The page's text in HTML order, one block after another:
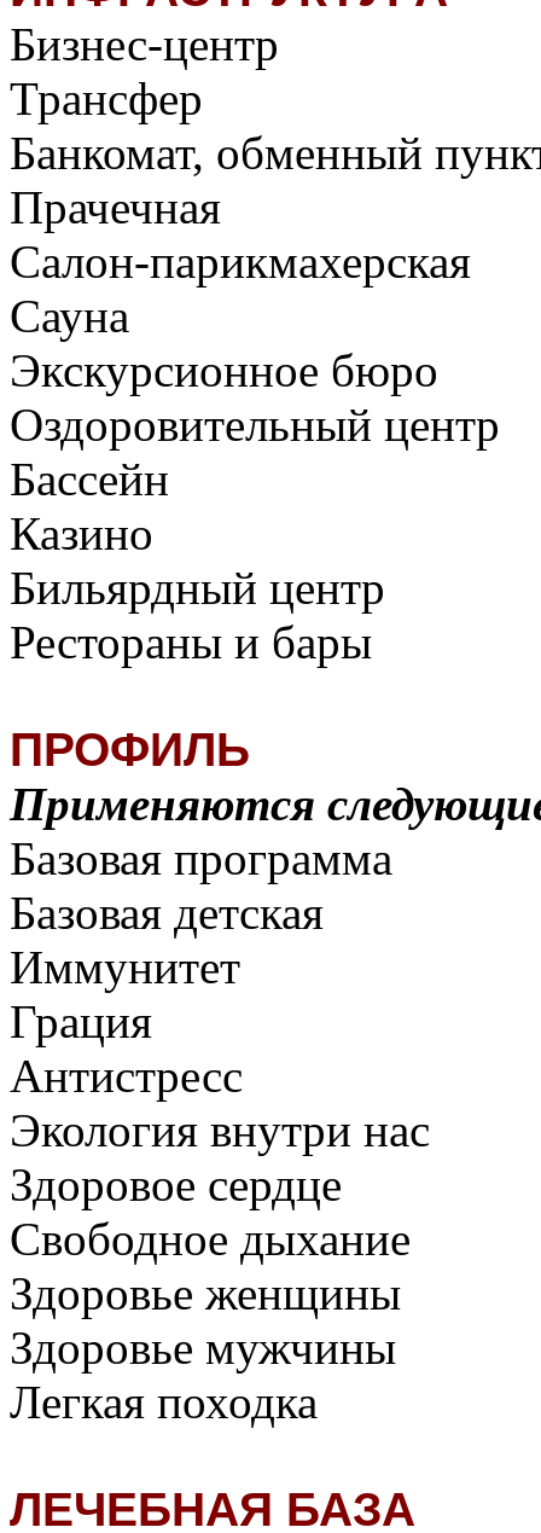
Бизнес-центр
Трансфер
Банкомат, обменный
Прачечная
Салон-парикмахерская
Сауна
Экскурсионное бюро
Оздоровительный центр
Бассейн
Казино
Бильярдный центр
Рестораны и бары
ПРОФИЛЬ
Применяются
Базовая программа
Базовая детская
Иммунитет
Грация
Антистресс
Экология внутри нас
Здоровое сердце
Свободное дыхание
Здоровье женщины
Здоровье мужчины
Легкая походка
ЛЕЧЕБНАЯ БАЗА